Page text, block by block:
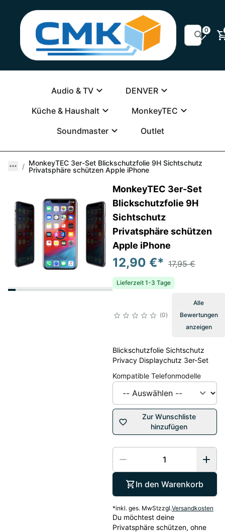
0
Audio & TV
DENVER
Küche & Haushalt
MonkeyTEC
Soundmaster
Outlet
MonkeyTEC 3er-Set Blickschutzfolie 9H Sichtschutz
Privatsphäre schützen Apple iPhone
MonkeyTEC 3er-Set
Blickschutzfolie 9H
Sichtschutz
Privatsphäre schützen
Apple iPhone
12,90 €* 17,95 €
Lieferzeit 1-3 Tage
0
Alle
Bewertungen
anzeigen
Blickschutzfolie Sichtschutz
Privacy Displaychutz 3er-Set
Kompatible Telefonmodelle
Zur Wunschliste
hinzufügen
In den Warenkorb
*inkl. ges. MwStzzgl.Versandkosten
Du möchtest deine
Privatsphäre schützen, ohne